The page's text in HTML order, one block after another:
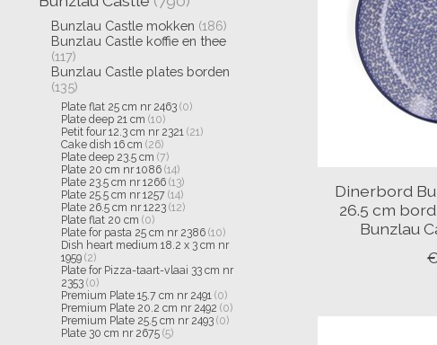
Bunzlau Castle mokken (186)
Bunzlau Castle koffie en thee
(117)
Bunzlau Castle plates borden
(135)
Plate flat 25 cm nr 2463 (0)
Plate deep 21 cm (10)
Petit four 12.3 cm nr 2321 (21)
Cake dish 16 cm(26)
Plate deep 23.5 cm(7)
Plate 20 cm nr 1086 (14)
Plate 23.5 cm nr 1266 (13)
Plate 25.5 cm nr 1257 (14)
Plate 26.5 cm nr 1223 (12)
Plate flat 20 cm(0)
Plate for pasta 25 cm nr 2386 (10)
Dish heart medium 18.2 x 3 cm nr
1959 (2)
Plate for Pizza-taart-vlaai 33 cm nr
2353 (0)
Premium Plate 15.7 cm nr 2491 (0)
Premium Plate 20.2 cm nr 2492 (0)
Premium Plate 25.5 cm nr 2493 (0)
Plate 30 cm nr 2675 (5)
Dinerbord
26.5 cm
Bunzlau